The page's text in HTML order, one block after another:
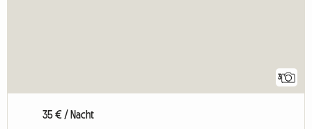
3
35 € / Nacht